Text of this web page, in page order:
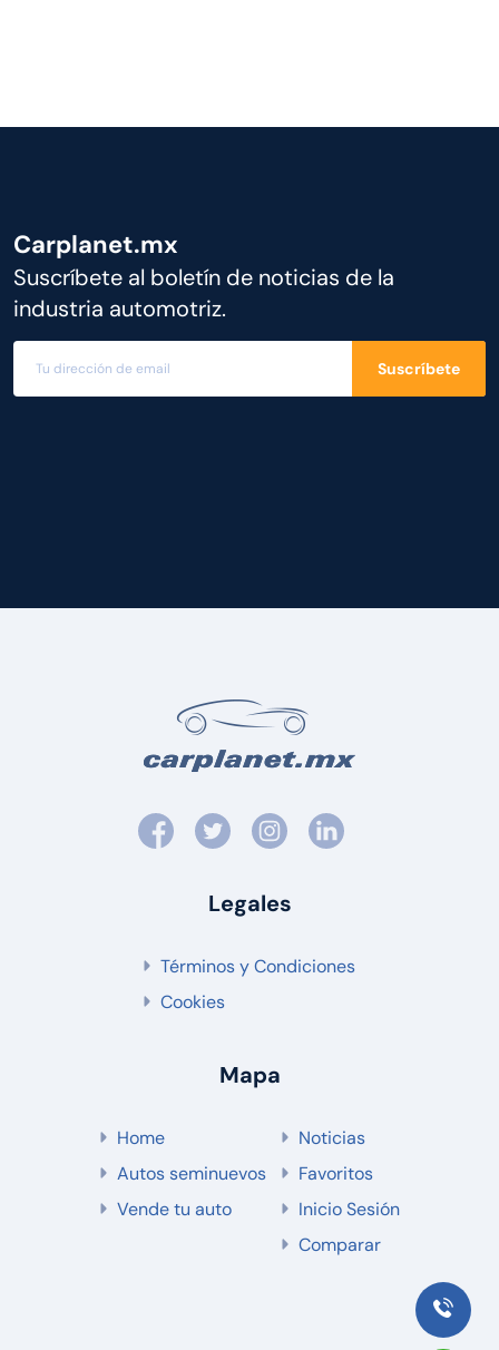
Carplanet.mx
Suscríbete al boletín de noticias de la
industria automotriz.
Suscríbete
Legales
Términos y Condiciones
Cookies
Mapa
Home
Autos seminuevos
Vende tu auto
Noticias
Favoritos
Inicio Sesión
Comparar